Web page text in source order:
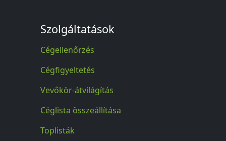
Szolgáltatások
Cégellenőrzés
Cégfigyeltetés
Vevőkör-átvilágítás
Céglista összeállítása
Toplisták